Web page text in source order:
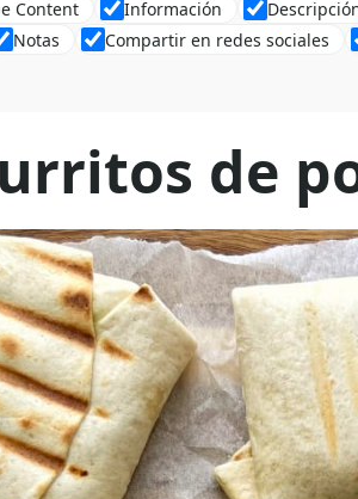
Content Información
Notas Compartir en redes sociales
de